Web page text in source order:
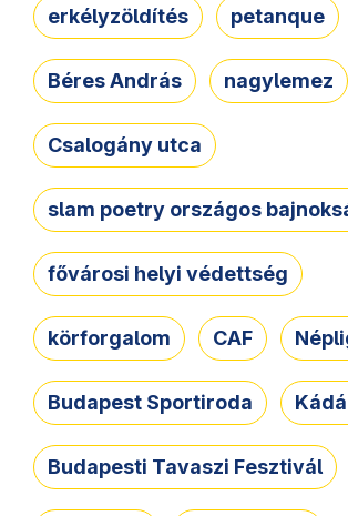
erkélyzöldítés petanque
Béres András nagylemez
Csalogány utca
slam poetry országos
fővárosi helyi védettség
körforgalom CAF
Budapest Sportiroda
Budapesti Tavaszi Fesztivál